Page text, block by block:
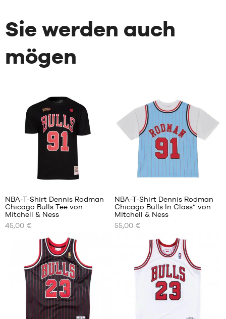
Sie werden auch
mögen
UNSERE
VERFÜGBAREN
GRÖSSEN
NBA-T-Shirt Dennis Rodman
Chicago Bulls Tee von
Mitchell & Ness
45,00 €
UNSERE
VERFÜGBAREN
GRÖSSEN
NBA-T-Shirt Dennis Rodman
Chicago Bulls In Class“ von
Mitchell & Ness
55,00 €